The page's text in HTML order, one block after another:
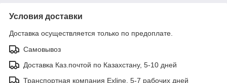
Условия доставки
Доставка осуществляется только по предоплате.
Самовывоз
Доставка Каз.почтой по Казахстану, 5-10 дней
Транспортная компания Exline, 5-7 рабочих дней